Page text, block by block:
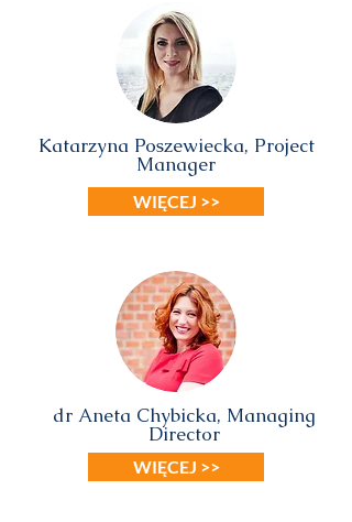
WIĘCEJ >>
WIĘCEJ >>
dr Aneta Chybicka, Managing
Director
Katarzyna Poszewiecka, Project
Manager